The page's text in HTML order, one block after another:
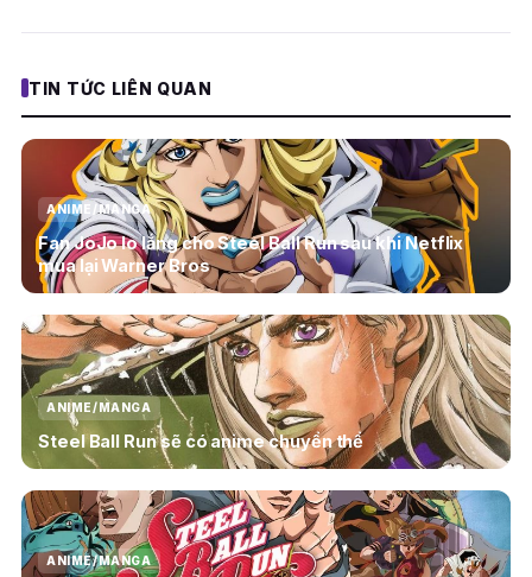
TIN TỨC LIÊN QUAN
ANIME/MANGA
Fan JoJo lo lắng cho Steel Ball Run sau khi Netflix
mua lại Warner Bros
ANIME/MANGA
Steel Ball Run sẽ có anime chuyển thể
ANIME/MANGA